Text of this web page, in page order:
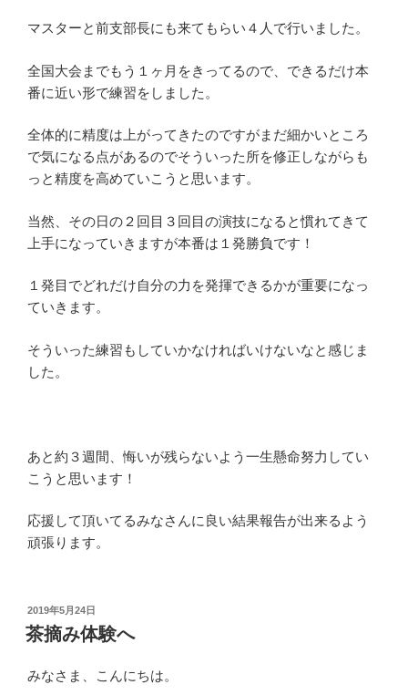
マスターと前支部長にも来てもらい４人で行いました。
全国大会までもう１ヶ月をきってるので、できるだけ本
番に近い形で練習をしました。
全体的に精度は上がってきたのですがまだ細かいところ
で気になる点があるのでそういった所を修正しながらも
っと精度を高めていこうと思います。
当然、その日の２回目３回目の演技になると慣れてきて
上手になっていきますが本番は１発勝負です！
１発目でどれだけ自分の力を発揮できるかが重要になっ
ていきます。
そういった練習もしていかなければいけないなと感じま
した。
あと約３週間、悔いが残らないよう一生懸命努力してい
こうと思います！
応援して頂いてるみなさんに良い結果報告が出来るよう
頑張ります。
投
稿
日:
2019年5月24日
茶摘み体験へ
みなさま、こんにちは。